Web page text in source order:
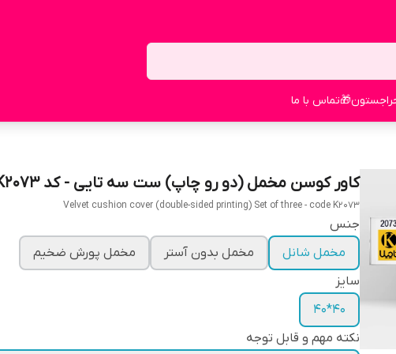
تماس با ما
کاور کوسن مخمل (دو رو چاپ) ست سه تایی - کد K2073
Velvet cushion cover (double-sided printing) Set of three - code K2073
جنس
مخمل شانل
مخمل بدون آستر
مخمل پورش ضخیم
سایز
40*40
نکته مهم و قابل توجه